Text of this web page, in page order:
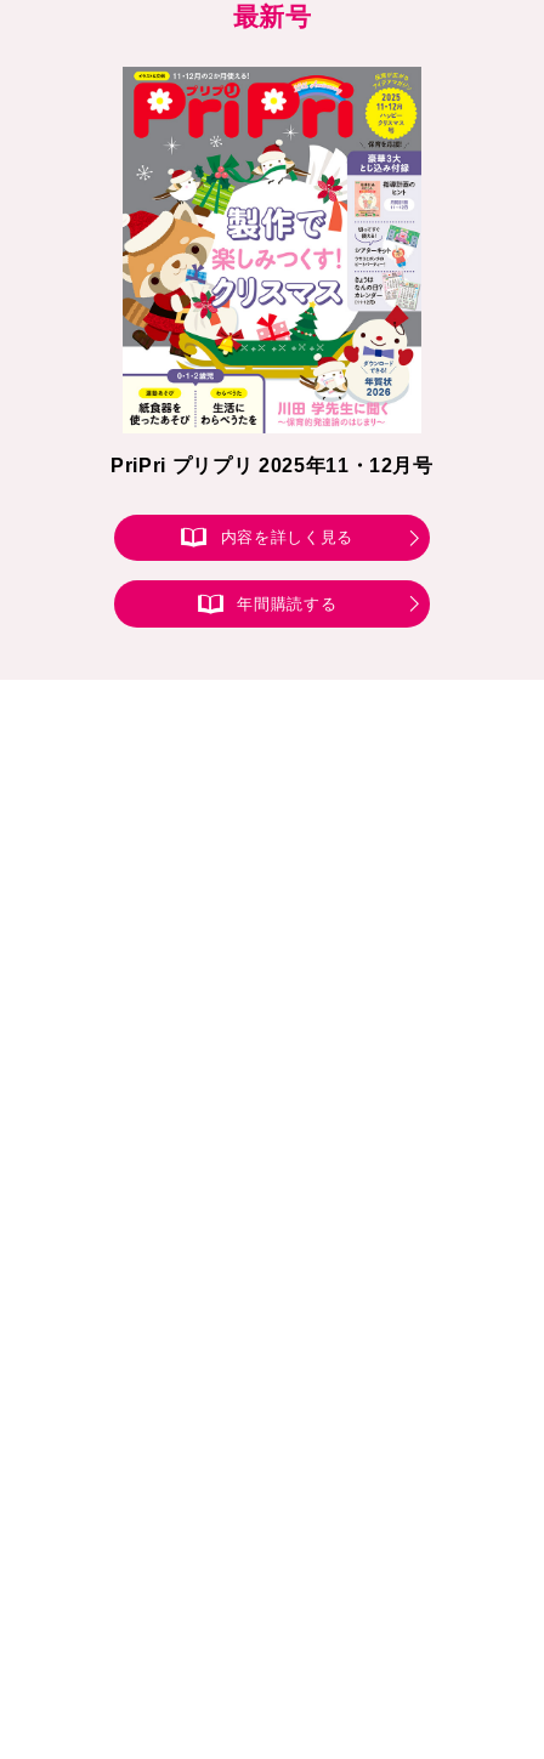
最新号
PriPri プリプリ 2025年11・12月号
内容を詳しく見る
年間購読する